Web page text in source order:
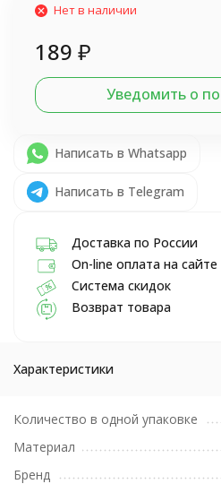
Нет в наличии
189 ₽
Уведомить о
Написать в Whatsapp
Написать в Telegram
Доставка по России
On-line оплата на сайте
Система скидок
Возврат товара
Характеристики
Количество в одной упаковке
Материал
Бренд